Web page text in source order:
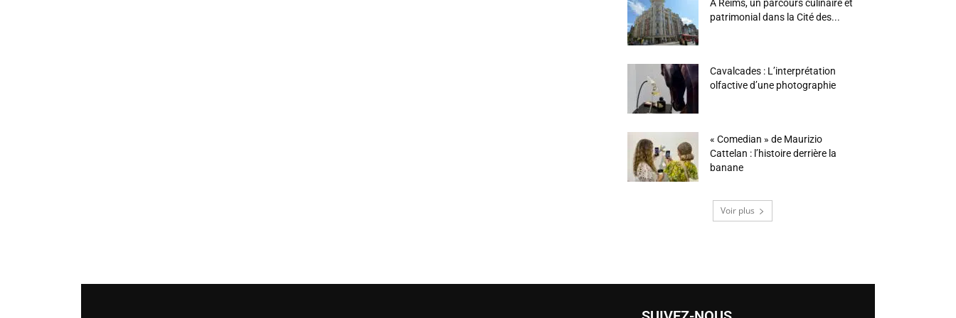
À Reims, un parcours culinaire et
patrimonial dans la Cité des...
Cavalcades : L’interprétation
olfactive d’une photographie
« Comedian » de Maurizio
Cattelan : l’histoire derrière la
banane
Voir plus